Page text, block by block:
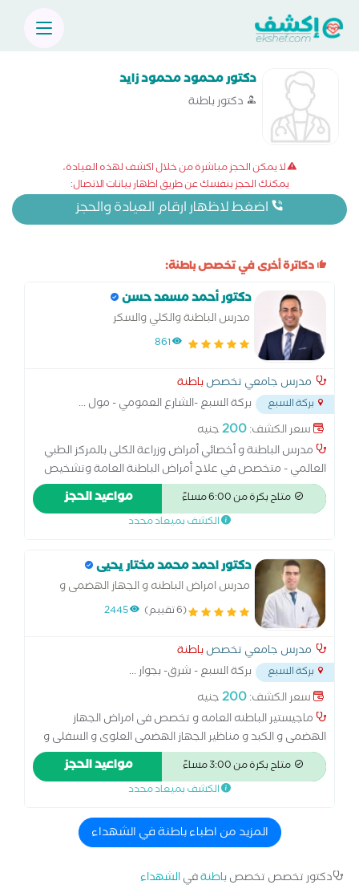
دكتور محمود محمود زايد
دكتور باطنة
لا يمكن الحجز مباشرة من خلال اكشف لهذه العيادة،
يمكنك الحجز بنفسك عن طريق اظهار بيانات الاتصال:
اضغط لاظهار ارقام العيادة والحجز
دكاترة أخرى في تخصص باطنة:
دكتور أحمد مسعد حسن
مدرس الباطنة والكلي والسكر
861
مدرس جامعي تخصصباطنة
بركة السبع بركة السبع -الشارع العمومي - مول...
سعر الكشف:200جنيه
مدرس الباطنة و أخصائي أمراض وزراعة الكلى بالمركز الطبي
العالمي - متخصص في علاج أمراض الباطنة العامة وتشخيص
وعلاج مرض السكر ومضاعفاته وأمراض الكلى الحادة والمزمنة،
ضغط الدم، واضطرابات الأملاح،أمراض الجهاز الهضمي وجرثومة
المعدة والقولون العصبي،مرضي الأنيميا ، مع خبرة في متابعة
قبل وبعد زراعة الكلى.
متاح بكرة من 6:00 مساءً مواعيد الحجز
الكشف بميعاد محدد
دكتور احمد محمد مختار يحيى
مدرس امراض الباطنه و الجهاز الهضمى و
السكر بطب المنوفيه
(6 تقييم) 2445
مدرس جامعي تخصصباطنة
بركة السبع بركة السبع - شرق- بجوار...
سعر الكشف:200جنيه
ماجيستير الباطنه العامه و تخصص فى امراض الجهاز
الهضمى و الكبد و مناظير الجهاز الهضمى العلوى و السفلى و
مناظير القنوات المراية ، متابعه دقيقه لأمراض السكر و الضغط،
الخبرات الاكلينيكية طبيب بمستشفيات جامعه المنوفية فى
قسم الباطنه العامه مدرس امراض الباطنه و الجهاز الهضمى
الطبية بجامعه المنوفيه الاهلية
متاح بكرة من 3:00 مساءً مواعيد الحجز
الكشف بميعاد محدد
المزيد من اطباء باطنة في الشهداء
دكتور تخصص تخصصباطنةفيالشهداء